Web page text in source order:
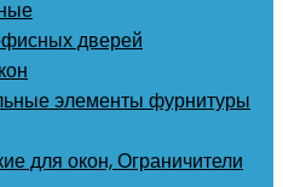
дверей
элементы фурнитуры
для окон, Ограничители